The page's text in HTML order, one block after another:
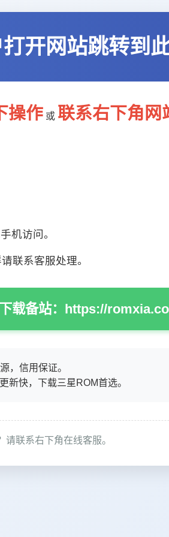
开网站跳转到
操作 或 联系右下角网
机访问。
联系客服处理。
载备站：https://
，信用保证。
新快，下载三星ROM首选。
请联系右下角在线客服。